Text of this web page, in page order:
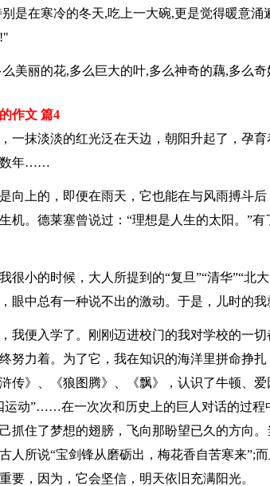
是在寒冷的冬天,吃上一大碗,更是觉得暖意
么美丽的花,多么巨大的叶,多么神奇的藕,多么
作文 篇4
一抹淡淡的红光泛在天边，朝阳升起了，孕
数年……
向上的，即便在雨天，它也能在与风雨搏斗
机。德莱塞曾说过：“理想是人生的太阳。”
很小的时候，大人所提到的“复旦”“清华”“北
眼中总有一种说不出的激动。于是，儿时的
我便入学了。刚刚迈进校门的我对学校的一
努力着。为了它，我在知识的海洋里拼命挣
传》、《狼图腾》、《飘》，认识了牛顿、
运动”……在一次次和历史上的巨人对话的过
抓住了梦想的翅膀，飞向那盼望已久的方向
人所说“宝剑锋从磨砺出，梅花香自苦寒来”;
要，因为，它会坚信，明天依旧充满阳光。